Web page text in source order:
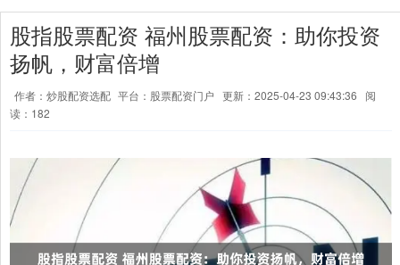
股指股票配资 福州股票配资：助你投资
扬帆，财富倍增
作者：炒股配资选配 平台：股票配资门户 更新：2025-04-23 09:43:36
阅
读：182